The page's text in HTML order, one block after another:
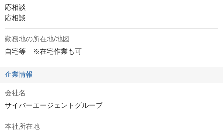
応相談
応相談
勤務地の所在地/地図
自宅等　※在宅作業も可
企業情報
会社名
サイバーエージェントグループ
本社所在地